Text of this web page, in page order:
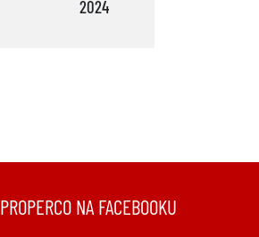
2024
PROPERCO NA FACEBOOKU